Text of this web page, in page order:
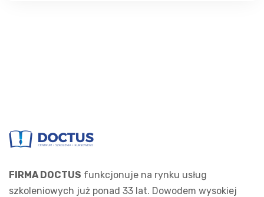
FIRMA DOCTUS funkcjonuje na rynku usług
szkoleniowych już ponad 33 lat. Dowodem wysokiej